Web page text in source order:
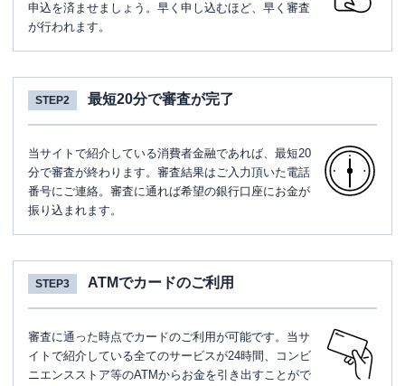
申込を済ませましょう。早く申し込むほど、早く審査
が行われます。
STEP2 最短20分で審査が完了
当サイトで紹介している消費者金融であれば、最短20
分で審査が終わります。審査結果はご入力頂いた電話
番号にご連絡。審査に通れば希望の銀行口座にお金が
振り込まれます。
STEP3 ATMでカードのご利用
審査に通った時点でカードのご利用が可能です。当サ
イトで紹介している全てのサービスが24時間、コンビ
ニエンスストア等のATMからお金を引き出すことがで